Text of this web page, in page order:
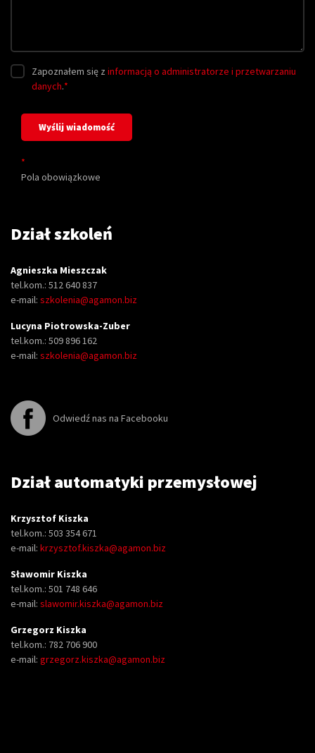
Zapoznałem się z informacją o administratorze i przetwarzaniu
danych.*
*
Pola obowiązkowe
Dział szkoleń
Agnieszka Mieszczak
tel.kom.: 512 640 837
e-mail: szkolenia@agamon.biz
Lucyna Piotrowska-Zuber
tel.kom.: 509 896 162
e-mail: szkolenia@agamon.biz
Odwiedź nas na Facebooku
Dział automatyki przemysłowej
Krzysztof Kiszka
tel.kom.: 503 354 671
e-mail: krzysztof.kiszka@agamon.biz
Sławomir Kiszka
tel.kom.: 501 748 646
e-mail: slawomir.kiszka@agamon.biz
Grzegorz Kiszka
tel.kom.: 782 706 900
e-mail: grzegorz.kiszka@agamon.biz